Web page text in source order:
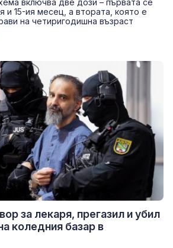
включва две дози – първата се
и 15-ия месец, а втората, която е
на четиригодишна възраст
за лекаря, прегазил и убил
коледния базар в